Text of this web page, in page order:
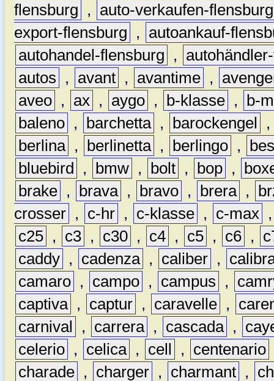
flensburg
,
auto-verkaufen-flensburg
export-flensburg
,
autoankauf-
autohandel-flensburg
,
autos
, avant , avantime ,
aveo , ax , aygo , b-klasse ,
b-
baleno , barchetta , barockengel
berlina , berlinetta , berlingo ,
bluebird
, bmw , bolt , bop ,
brake , brava , bravo , brera ,
crosser , c-hr , c-klasse , c-max
c25 , c3 , c30 , c4 , c5 , c6 ,
caddy , cadenza , caliber ,
camaro , campo , campus ,
captiva , captur , caravelle ,
carnival
, carrera , cascada ,
celerio , celica , cell , centenario
charade , charger , charmant ,